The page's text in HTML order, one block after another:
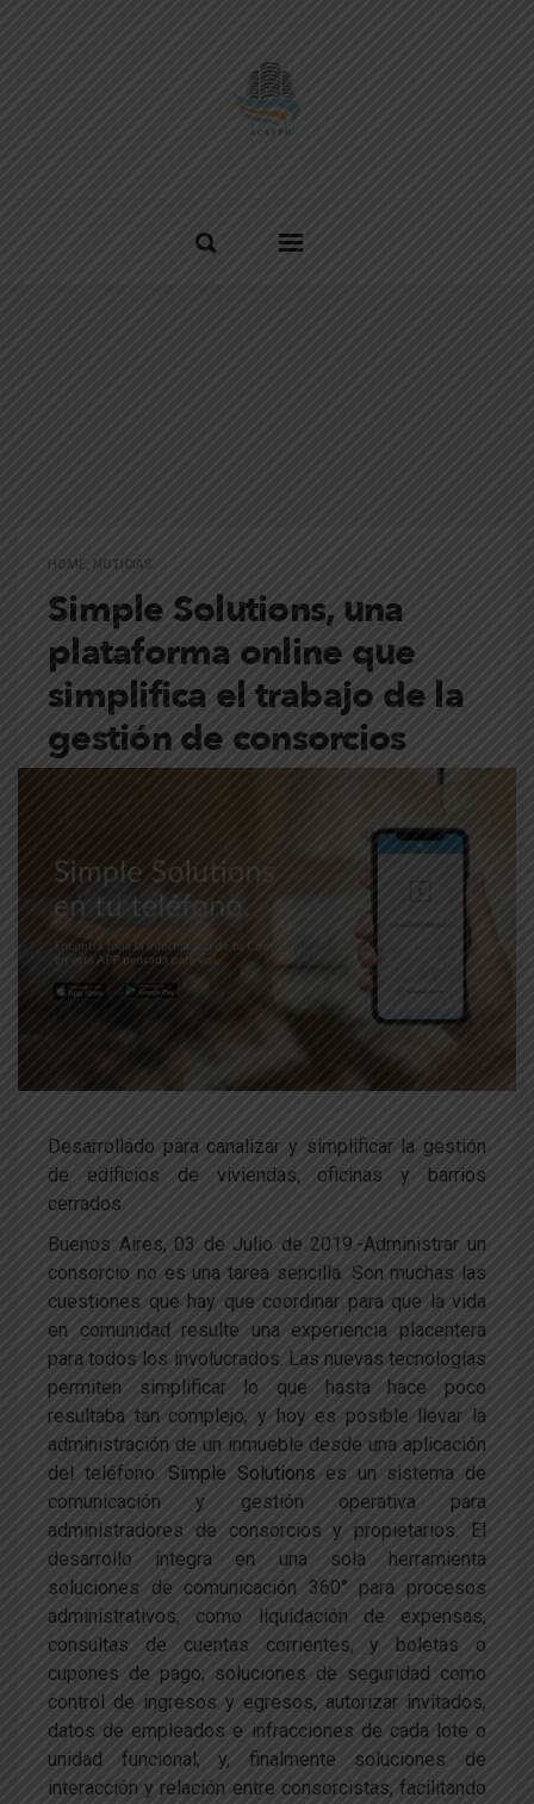
HOME NOTICIAS
Simple Solutions, una
plataforma online que
simplifica el trabajo de la
gestión de consorcios
Desarrollado para canalizar y simplificar la gestión
de edificios de viviendas, oficinas y barrios
cerrados
Buenos Aires, 03 de Julio de 2019.-Administrar un
consorcio no es una tarea sencilla. Son muchas las
cuestiones que hay que coordinar para que la vida
en comunidad resulte una experiencia placentera
para todos los involucrados. Las nuevas tecnologías
permiten simplificar lo que hasta hace poco
resultaba tan complejo, y hoy es posible llevar la
administración de un inmueble desde una aplicación
del teléfono.Simple Solutions es un sistema de
comunicación y gestión operativa para
administradores de consorcios y propietarios. El
desarrollo integra en una sola herramienta
soluciones de comunicación 360° para procesos
administrativos, como liquidación de expensas,
consultas de cuentas corrientes, y boletas o
cupones de pago; soluciones de seguridad como
control de ingresos y egresos, autorizar invitados,
datos de empleados e infracciones de cada lote o
unidad funcional; y, finalmente soluciones de
interacción y relación entre consorcistas, facilitando